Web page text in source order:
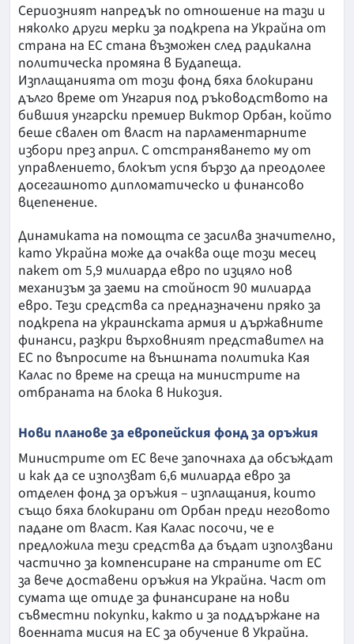
Сериозният напредък по отношение на тази и
няколко други мерки за подкрепа на Украйна от
страна на ЕС стана възможен след радикална
политическа промяна в Будапеща.
Изплащанията от този фонд бяха блокирани
дълго време от Унгария под ръководството на
бившия унгарски премиер Виктор Орбан, който
беше свален от власт на парламентарните
избори през април. С отстраняването му от
управлението, блокът успя бързо да преодолее
досегашното дипломатическо и финансово
вцепенение.
Динамиката на помощта се засилва значително,
като Украйна може да очаква още този месец
пакет от 5,9 милиарда евро по изцяло нов
механизъм за заеми на стойност 90 милиарда
евро. Тези средства са предназначени пряко за
подкрепа на украинската армия и държавните
финанси, разкри върховният представител на
ЕС по въпросите на външната политика Кая
Калас по време на среща на министрите на
отбраната на блока в Никозия.
Нови планове за европейския фонд за оръжия
Министрите от ЕС вече започнаха да обсъждат
и как да се използват 6,6 милиарда евро за
отделен фонд за оръжия – изплащания, които
също бяха блокирани от Орбан преди неговото
падане от власт. Кая Калас посочи, че е
предложила тези средства да бъдат използвани
частично за компенсиране на страните от ЕС
за вече доставени оръжия на Украйна. Част от
сумата ще отиде за финансиране на нови
съвместни покупки, както и за поддържане на
военната мисия на ЕС за обучение в Украйна.